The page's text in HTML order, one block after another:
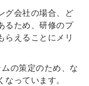
グ会社の場合、ど
るため、研修のプ
らえることにメリ
の策定のため、な
っています。